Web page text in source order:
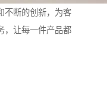
不断的创新，为客
，让每一件产品都